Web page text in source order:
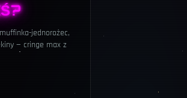
jednorożec,
— cringe max z